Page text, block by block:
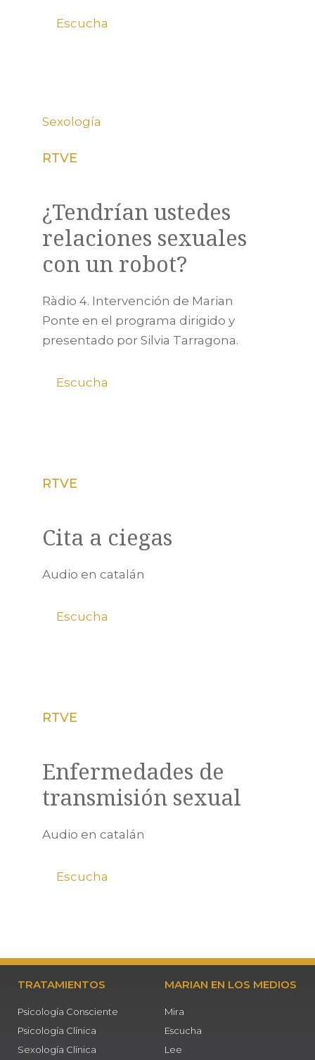
Escucha
Sexología
RTVE
¿Tendrían ustedes
relaciones sexuales
con un robot?
Ràdio 4. Intervención de Marian
Ponte en el programa dirigido y
presentado por Silvia Tarragona.
Escucha
RTVE
Cita a ciegas
Audio en catalán
Escucha
RTVE
Enfermedades de
transmisión sexual
Audio en catalán
Escucha
TRATAMIENTOS
Psicología Consciente
Psicología Clínica
Sexología Clínica
MARIAN EN LOS MEDIOS
Mira
Escucha
Lee